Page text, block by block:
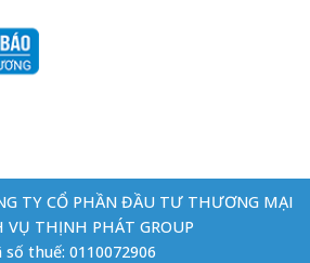
TY CỔ PHẦN ĐẦU TƯ THƯƠNG MẠI
VỤ THỊNH PHÁT GROUP
số thuế: 0110072906